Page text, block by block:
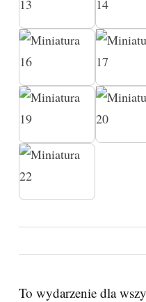
To wydarzenie dla